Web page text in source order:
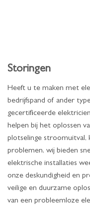
Storingen
Heeft u te maken met
bedrijfspand of ander
gecertificeerde
helpen bij het oplossen
plotselinge stroomuitval,
problemen, wij bieden
elektrische installaties
onze deskundigheid en
veilige en duurzame
van een probleemloze